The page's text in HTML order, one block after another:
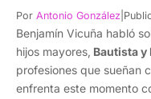
Por Antonio González
Benjamín Vicuña habló
hijos mayores, Bautista y
profesiones que sueñan
enfrenta este momento